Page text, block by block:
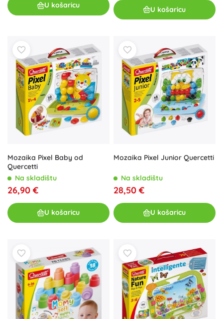
U košaricu U košaricu
Mozaika Pixel Baby od
Quercetti
Na skladištu
26,90 €
U košaricu
Mozaika Pixel Junior Quercetti
Na skladištu
28,50 €
U košaricu